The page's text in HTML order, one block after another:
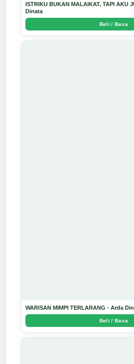
ISTRIKU BUKAN MALAIKAT, TAPI AKU
Dinata
Beli / Baca
WARISAN MIMPI TERLARANG - Arda
Beli / Baca